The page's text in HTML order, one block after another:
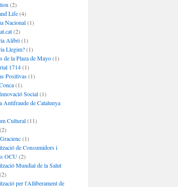
(2)
Life(4)
Nacional(1)
(2)
Alibri(1)
Llegim?(1)
de la Plaza de Mayo(1)
1714(1)
Positivas(1)
(1)
Social(1)
Antifraude de Catalunya
Cultural(11)
(2)
(1)
de Consumidors i
OCU(2)
Mundial de la Salut
(2)
per l'Alliberament de